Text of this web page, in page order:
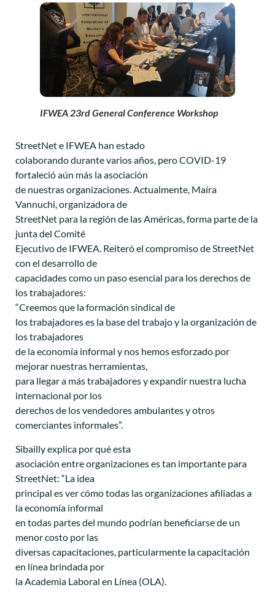
IFWEA 23rd General Conference Workshop
StreetNet e IFWEA han estado
colaborando durante varios años, pero COVID-19
fortaleció aún más la asociación
de nuestras organizaciones. Actualmente, Maíra
Vannuchi, organizadora de
StreetNet para la región de las Américas, forma parte de la
junta del Comité
Ejecutivo de IFWEA. Reiteró el compromiso de StreetNet
con el desarrollo de
capacidades como un paso esencial para los derechos de
los trabajadores:
“Creemos que la formación sindical de
los trabajadores es la base del trabajo y la organización de
los trabajadores
de la economía informal y nos hemos esforzado por
mejorar nuestras herramientas,
para llegar a más trabajadores y expandir nuestra lucha
internacional por los
derechos de los vendedores ambulantes y otros
comerciantes informales”.
Sibailly explica por qué esta
asociación entre organizaciones es tan importante para
StreetNet: “La idea
principal es ver cómo todas las organizaciones afiliadas a
la economía informal
en todas partes del mundo podrían beneficiarse de un
menor costo por las
diversas capacitaciones, particularmente la capacitación
en línea brindada por
la Academia Laboral en Línea (OLA).